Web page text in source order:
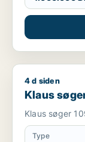
Klaus søger
4 d siden
Klaus
Klaus søger
Type